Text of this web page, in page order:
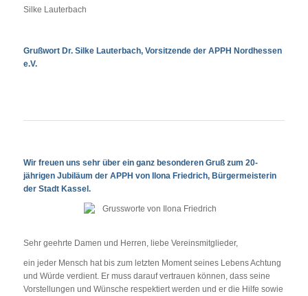
Silke Lauterbach
Grußwort Dr. Silke Lauterbach, Vorsitzende der APPH Nordhessen
e.V.
Wir freuen uns sehr über ein ganz besonderen Gruß zum 20-
jährigen Jubiläum der APPH von Ilona Friedrich, Bürgermeisterin
der Stadt Kassel.
Sehr geehrte Damen und Herren, liebe Vereinsmitglieder,
ein jeder Mensch hat bis zum letzten Moment seines Lebens Achtung
und Würde verdient. Er muss darauf vertrauen können, dass seine
Vorstellungen und Wünsche respektiert werden und er die Hilfe sowie